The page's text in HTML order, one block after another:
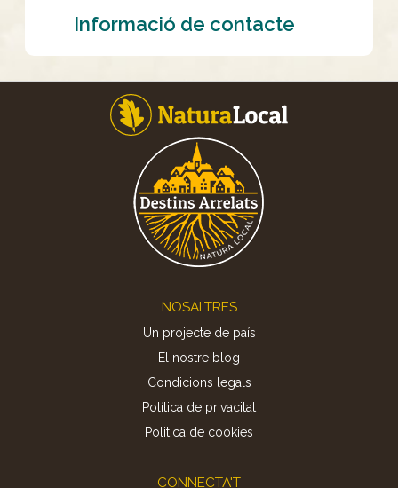
Informació de contacte
NOSALTRES
Un projecte de país
El nostre blog
Condicions legals
Política de privacitat
Politica de cookies
CONNECTA'T